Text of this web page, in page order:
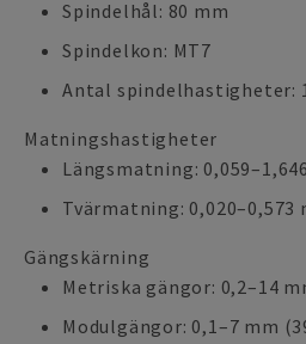
Spindelhål: 80 mm
Spindelkon: MT7
Antal spindelhastigheter:
Matningshastigheter
Längsmatning:
Tvärmatning: 0,020–0,573
Gängskärning
Metriska gängor: 0,2–14
Modulgängor: 0,1–7 mm